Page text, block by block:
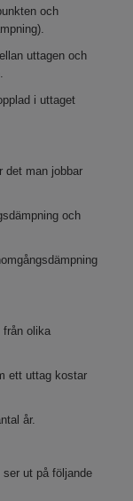
och
uttagen och
i uttaget
det man jobbar
och
olika
ett uttag kostar
år.
ut på följande